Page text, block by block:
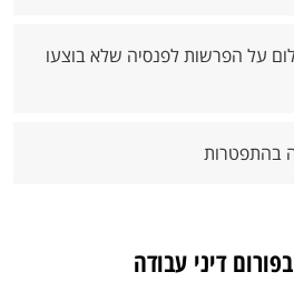
על הפרשות לפנסיה שלא בוצעו
בהתפטרות
דיני עבודה